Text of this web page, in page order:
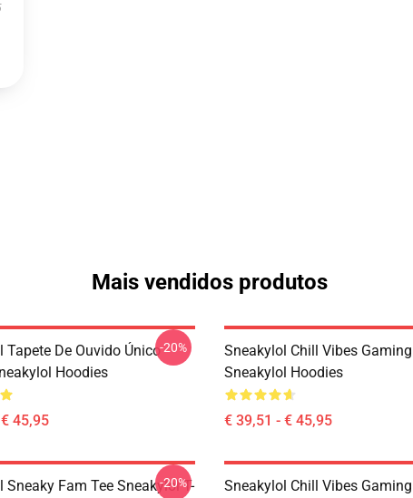
Mais vendidos produtos
Tapete De Ouvido Único
Hoodies
45,95
-20%
Sneakylol Chill Vibes
Sneakylol Hoodies
€ 39,51 - € 45,95
Sneaky Fam Tee Sneakylol T-
-20%
Sneakylol Chill Vibes